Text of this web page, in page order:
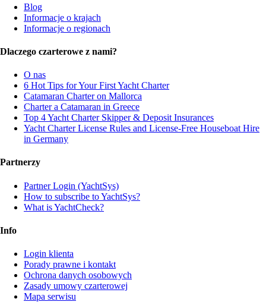
Blog
Informacje o krajach
Informacje o regionach
Dlaczego czarterowe z nami?
O nas
6 Hot Tips for Your First Yacht Charter
Catamaran Charter on Mallorca
Charter a Catamaran in Greece
Top 4 Yacht Charter Skipper & Deposit Insurances
Yacht Charter License Rules and License-Free Houseboat Hire
in Germany
Partnerzy
Partner Login (YachtSys)
How to subscribe to YachtSys?
What is YachtCheck?
Info
Login klienta
Porady prawne i kontakt
Ochrona danych osobowych
Zasady umowy czarterowej
Mapa serwisu